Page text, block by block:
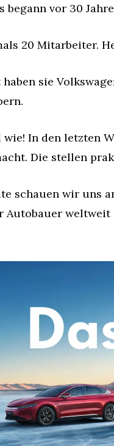
begann vor 30
20 Mitarbeiter.
haben sie
wie! In den letzten
Die stellen
schauen wir uns
Autobauer weltweit